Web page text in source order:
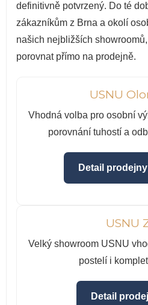
definitivně potvrzený. Do té
zákazníkům z Brna a okolí
našich nejbližších
porovnat přímo na prodejně.
USNU
Vhodná volba pro osobní
porovnání tuhostí a
Detail
USNU
Velký showroom USNU
postelí i
Detail